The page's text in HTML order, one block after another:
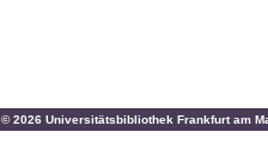
© 2026 Universitätsbibliothek Frankfurt am